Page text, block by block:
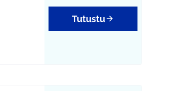
Tutustu